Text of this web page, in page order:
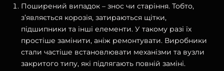
Поширений випадок – знос чи старіння. Тобто,
з’являється корозія, затираються щітки,
підшипники та інші елементи. У такому разі їх
простіше замінити, аніж ремонтувати. Виробники
стали частіше встановлювати механізми та вузли
закритого типу, які підлягають повній заміні.